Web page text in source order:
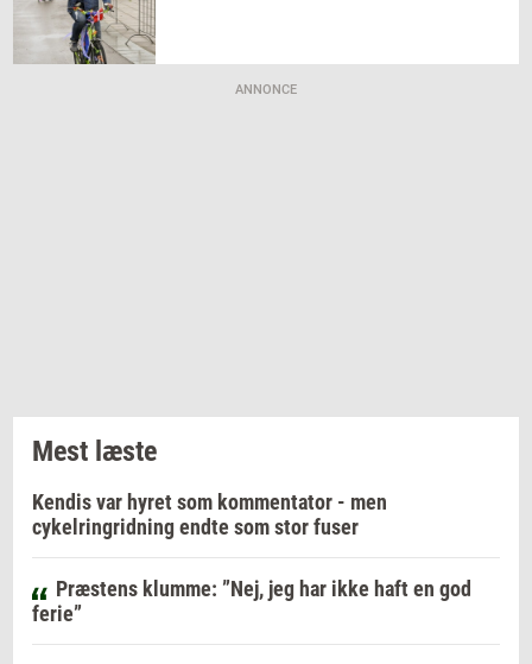
ANNONCE
Mest læste
Kendis var hyret som kommentator - men
cykelringridning endte som stor fuser
Præstens klumme: ”Nej, jeg har ikke haft en god
ferie”